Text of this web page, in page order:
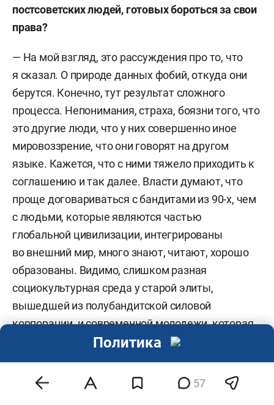
постсоветских людей, готовых бороться за свои
права?
— На мой взгляд, это рассуждения про то, что
я сказал. О природе данных фобий, откуда они
берутся. Конечно, тут результат сложного
процесса. Непонимания, страха, боязни того, что
это другие люди, что у них совершенно иное
мировоззрение, что они говорят на другом
языке. Кажется, что с ними тяжело приходить к
соглашению и так далее. Власти думают, что
проще договариваться с бандитами из 90-х, чем
с людьми, которые являются частью
глобальной цивилизации, интегрированы
во внешний мир, много знают, читают, хорошо
образованы. Видимо, слишком разная
социокультурная среда у старой элиты,
вышедшей из полубандитской силовой
корпорации, и современной молодежи, которая
абсолютно другая, вполне интеллигентная. Два
— Сюда же можно отнести и страх перед
57
Политика